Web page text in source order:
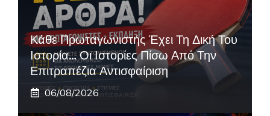
Κάθε Πρωταγωνιστής Έχει Τη Δική Του
Ιστορία… Οι Ιστορίες Πίσω Από Την
Επιτραπέζια Αντισφαίριση
06/08/2026